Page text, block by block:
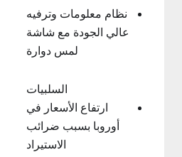
نظام معلومات وترفيه
عالي الجودة مع شاشة
لمس دوارة
السلبيات
ارتفاع الأسعار في
أوروبا بسبب ضرائب
الاستيراد